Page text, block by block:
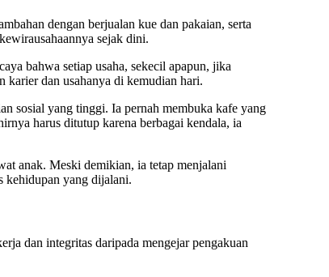
dengan berjualan kue dan pakaian, serta
sejak dini.
bahwa setiap usaha, sekecil apapun, jika
karier dan usahanya di kemudian hari.
sosial yang tinggi. Ia pernah membuka kafe yang
harus ditutup karena berbagai kendala, ia
anak. Meski demikian, ia tetap menjalani
kehidupan yang dijalani.
dan integritas daripada mengejar pengakuan